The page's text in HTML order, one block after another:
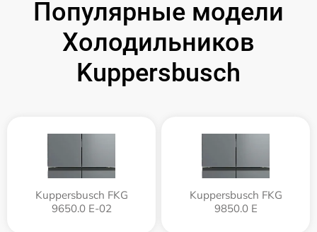
Популярные модели
Холодильников
Kuppersbusch
Kuppersbusch FKG
9650.0 E-02
Kuppersbusch FKG
9850.0 E